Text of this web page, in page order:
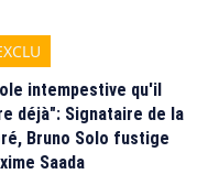
intempestive qu'il
déjà": Signataire de la
Bruno Solo fustige
Saada